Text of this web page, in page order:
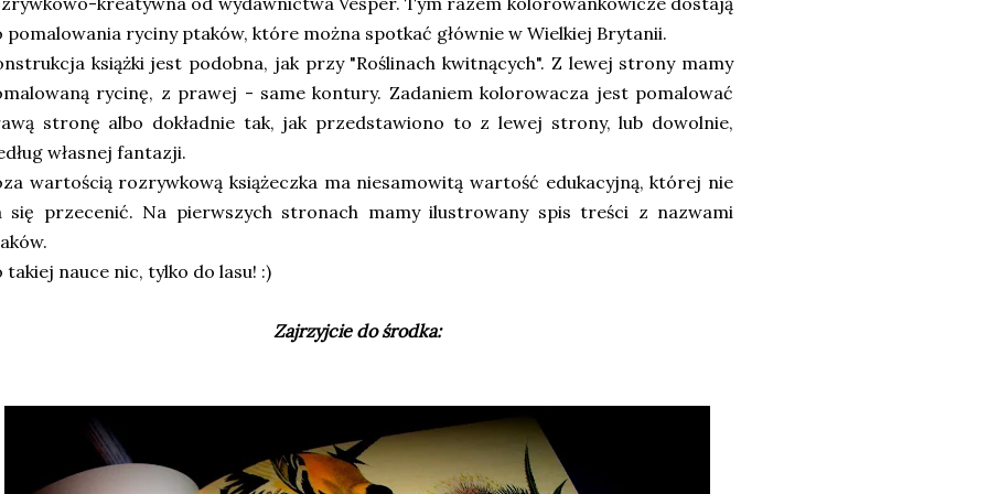
pomalowania ryciny ptaków, które można spotkać głównie w Wielkiej Brytanii.
książki jest podobna, jak przy "Roślinach kwitnących". Z lewej strony mamy
rycinę, z prawej - same kontury. Zadaniem kolorowacza jest pomalować
stronę albo dokładnie tak, jak przedstawiono to z lewej strony, lub dowolnie,
własnej fantazji.
wartością rozrywkową książeczka ma niesamowitą wartość edukacyjną, której nie
się przecenić. Na pierwszych stronach mamy ilustrowany spis treści z nazwami
takiej nauce nic, tylko do lasu! :)
Zajrzyjcie do środka: